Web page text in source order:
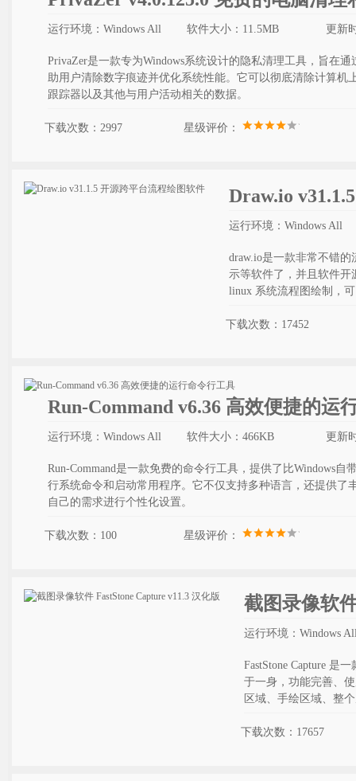
运行环境：Windows All 软件大小：11.5MB 更新
PrivaZer是一款专为Windows系统设计的隐私清理工具，旨在
助用户清除数字痕迹并优化系统性能。它可以彻底清除计算机
跟踪器以及其他与用户活动相关的数据。
下载次数：2997 星级评价：
Draw.io
运行环境：Windows All
draw.io是一款非常不错
示等软件了，并且软件开
linux 系统流程图绘制，
下载次数：17452
Run-Command v6.36 高效便捷的运
运行环境：Windows All 软件大小：466KB 更新
Run-Command是一款免费的命令行工具，提供了比Windows
行系统命令和启动常用程序。它不仅支持多种语言，还提供了
自己的需求进行个性化设置。
下载次数：100 星级评价：
截图录像软
运行环境：Windows
FastStone Capture 是
于一身，功能完善、
区域、手绘区域、整
下载次数：17657